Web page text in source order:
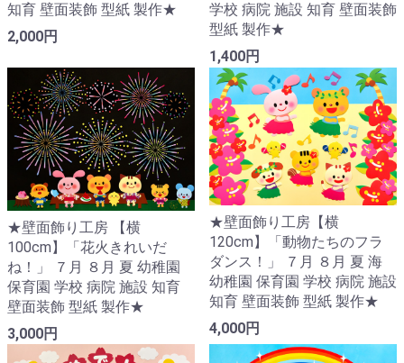
知育 壁面装飾 型紙 製作★
2,000円
学校 病院 施設 知育 壁面装飾
型紙 製作★
1,400円
★壁面飾り工房 【横
100cm】「花火きれいだ
ね！」 ７月 ８月 夏 幼稚園
保育園 学校 病院 施設 知育
壁面装飾 型紙 製作★
3,000円
★壁面飾り工房【横
120cm】「動物たちのフラ
ダンス！」 ７月 ８月 夏 海
幼稚園 保育園 学校 病院 施設
知育 壁面装飾 型紙 製作★
4,000円